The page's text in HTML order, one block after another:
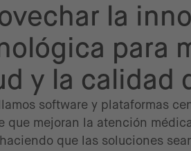
la
para
y la calidad
software y plataformas
que mejoran la atención
que las soluciones